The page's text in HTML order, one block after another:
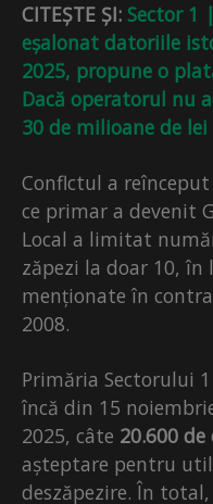
CITEȘTE ȘI: Sector 1
eșalonat datoriile
2025, propune o
Dacă operatorul nu
30 de milioane de lei
Conflctul a
ce primar a devenit
Local a limitat
zăpezi la doar 10, în
menționate în
2008.
Primăria Sectorului
încă din 15
2025, câte 20.600
așteptare pentru
deszăpezire. În